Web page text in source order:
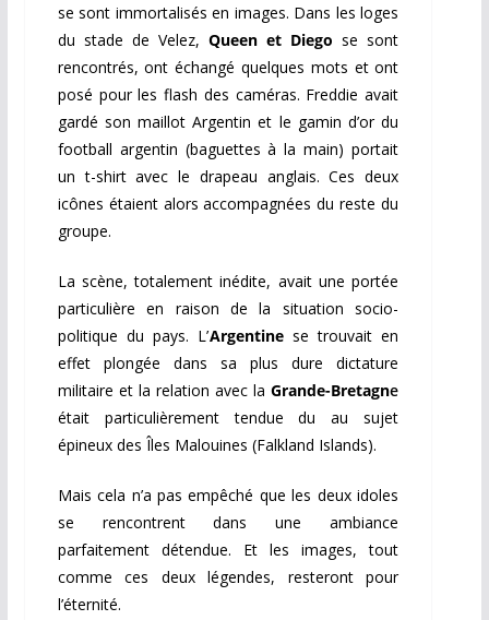
se sont immortalisés en images. Dans les loges
du stade de Velez, Queen et Diegose sont
rencontrés, ont échangé quelques mots et ont
posé pour les flash des caméras. Freddie avait
gardé son maillot Argentin et le gamin d’or du
football argentin (baguettes à la main) portait
un t-shirt avec le drapeau anglais. Ces deux
icônes étaient alors accompagnées du reste du
groupe.
La scène, totalement inédite, avait une portée
particulière en raison de la situation socio-
politique du pays. L’Argentinese trouvait en
effet plongée dans sa plus dure dictature
militaire et la relation avec laGrande-Bretagne
était particulièrement tendue du au sujet
épineux des Îles Malouines (Falkland Islands).
Mais cela n’a pas empêché que les deux idoles
se rencontrent dans une ambiance
parfaitement détendue. Et les images, tout
comme ces deux légendes, resteront pour
l’éternité.